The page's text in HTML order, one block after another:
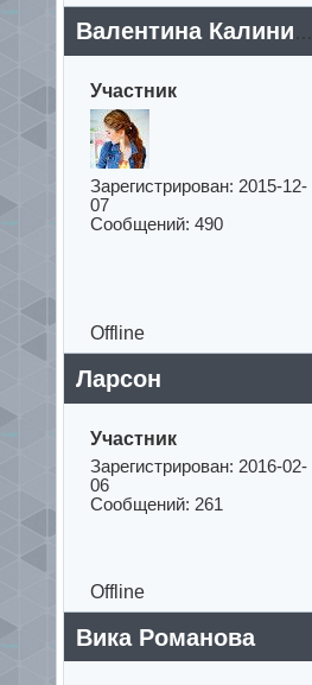
Валентина Калинина
Участник
Зарегистрирован: 2015-12-
07
Сообщений: 490
Offline
Ларсон
Участник
Зарегистрирован: 2016-02-
06
Сообщений: 261
Offline
Вика Романова